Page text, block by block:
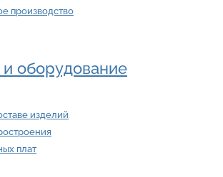
производство
и оборудование
изделий
плат